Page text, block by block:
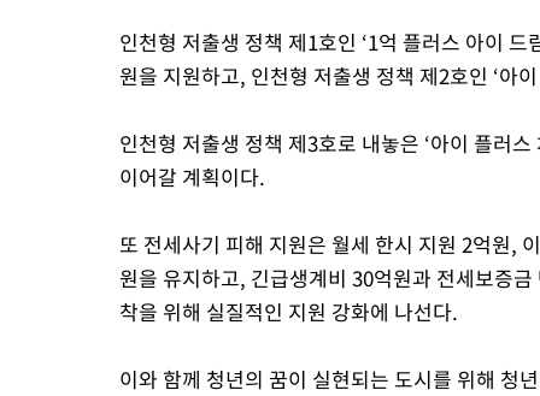
인천형 저출생 정책 제1호인 ‘1억 플러스 아이
원을 지원하고, 인천형 저출생 정책 제2호인 ‘아
인천형 저출생 정책 제3호로 내놓은 ‘아이 플러
이어갈 계획이다.
또 전세사기 피해 지원은 월세 한시 지원 2억원,
원을 유지하고, 긴급생계비 30억원과 전세보증
착을 위해 실질적인 지원 강화에 나선다.
이와 함께 청년의 꿈이 실현되는 도시를 위해 청